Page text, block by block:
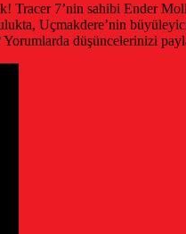
Tracer 7’nin sahibi Ender
Uçmakdere’nin
düşüncelerinizi